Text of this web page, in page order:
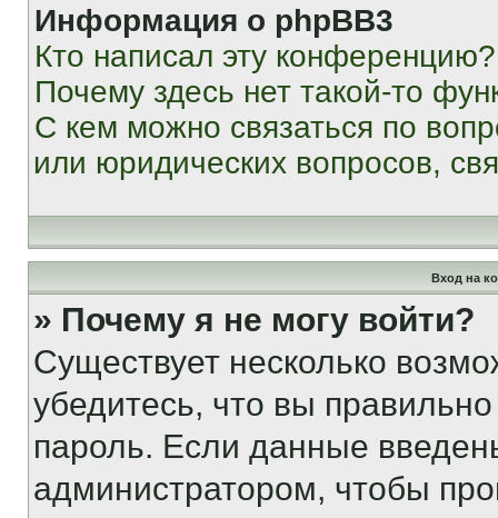
Информация о phpBB3
Кто написал эту конференцию?
Почему здесь нет такой-то
С кем можно связаться по
или юридических вопросов,
Вход на
» Почему я не могу войти?
Существует несколько
убедитесь, что вы
пароль. Если данные
администратором, чтобы